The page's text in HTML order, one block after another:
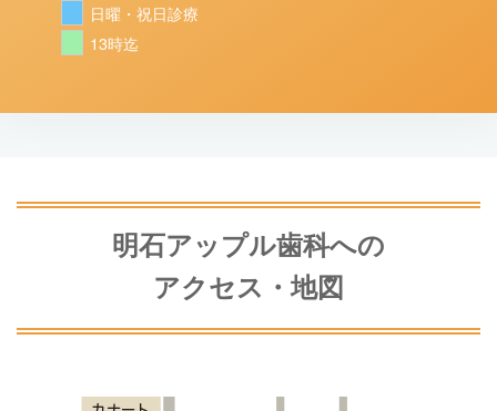
日曜・祝日診療
13時迄
明石アップル歯科への
アクセス・地図